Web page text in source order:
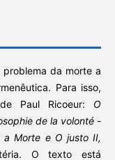
da morte a
Para isso,
Paul Ricoeur: O
de la volonté-
a Morte e O justo II,
O texto está